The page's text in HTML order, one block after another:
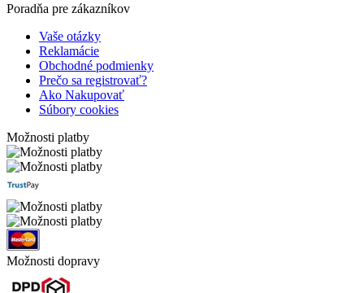
Poradňa pre zákazníkov
Vaše otázky
Reklamácie
Obchodné podmienky
Prečo sa registrovať?
Ako Nakupovať
Súbory cookies
Možnosti platby
Možnosti dopravy